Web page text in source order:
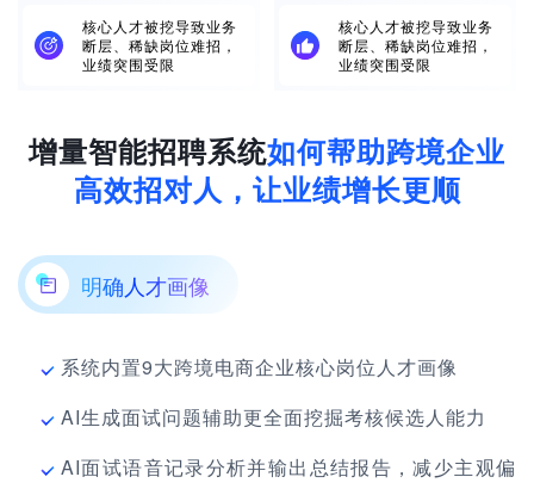
核心人才被挖导致业务
断层、稀缺岗位难招，
业绩突围受限
核心人才被挖导致业务
断层、稀缺岗位难招，
业绩突围受限
增量智能招聘系统如何帮助跨境企业
高效招对人，让业绩增长更顺
明确人才画像
系统内置9大跨境电商企业核心岗位人才画像
AI生成面试问题辅助更全面挖掘考核候选人能力
AI面试语音记录分析并输出总结报告，减少主观偏